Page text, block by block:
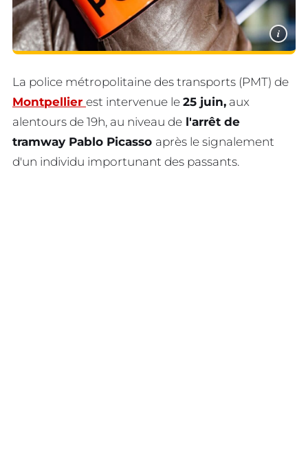
i
La police métropolitaine des transports (PMT) de
Montpellier est intervenue le 25 juin, aux
alentours de 19h, au niveau de l'arrêt de
tramway Pablo Picasso après le signalement
d'un individu importunant des passants.